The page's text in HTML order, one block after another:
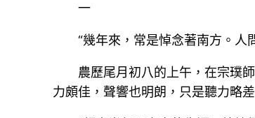
一
“幾年來，常是悼念著南方。人
農歷尾月初八的上午，在宗璞
力頗佳，聲響也明朗，只是聽力略